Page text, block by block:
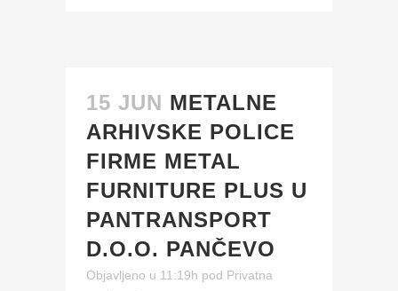
15 JUN METALNE
ARHIVSKE POLICE
FIRME METAL
FURNITURE PLUS U
PANTRANSPORT
D.O.O. PANČEVO
Objavljeno u 11:19h pod Privatna